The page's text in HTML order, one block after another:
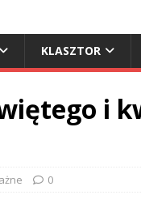
KLASZTOR
i
0